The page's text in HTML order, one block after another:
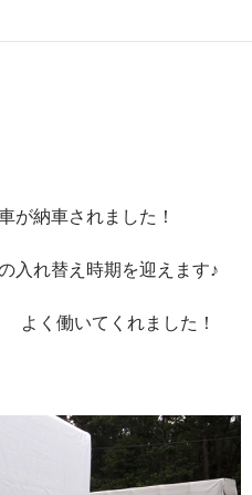
が納車されました！
入れ替え時期を迎えます♪
よく働いてくれました！